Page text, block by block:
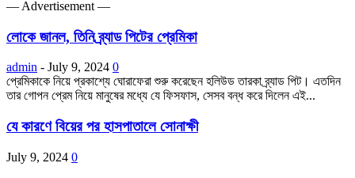
― Advertisement ―
লোকে জানল, তিনি ব্র্যাড পিটের প্রেমিকা
admin - July 9, 2024 0
প্রেমিকাকে নিয়ে প্রকাশ্যে ঘোরাফেরা শুরু করেছেন হলিউড তারকা ব্র্যাড পিট। এতদিন
তার গোপন প্রেম নিয়ে মানুষের মধ্যে যে ফিসফাস, সেসব বন্ধ করে দিলেন এই...
যে কারণে বিয়ের পর হাসপাতালে সোনাক্ষী
July 9, 2024 0